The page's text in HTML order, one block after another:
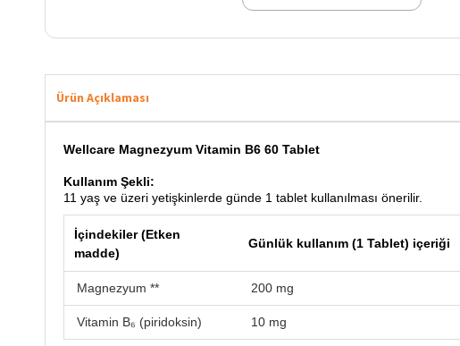
Ürün Açıklaması
Wellcare Magnezyum Vitamin B6 60 Tablet
Kullanım Şekli:
11 yaş ve üzeri yetişkinlerde günde 1 tablet kullanılması önerilir.
İçindekiler (Etken
madde)
Günlük kullanım (1 Tablet) içeriği
Magnezyum ** 200 mg
Vitamin B₆ (piridoksin) 10 mg